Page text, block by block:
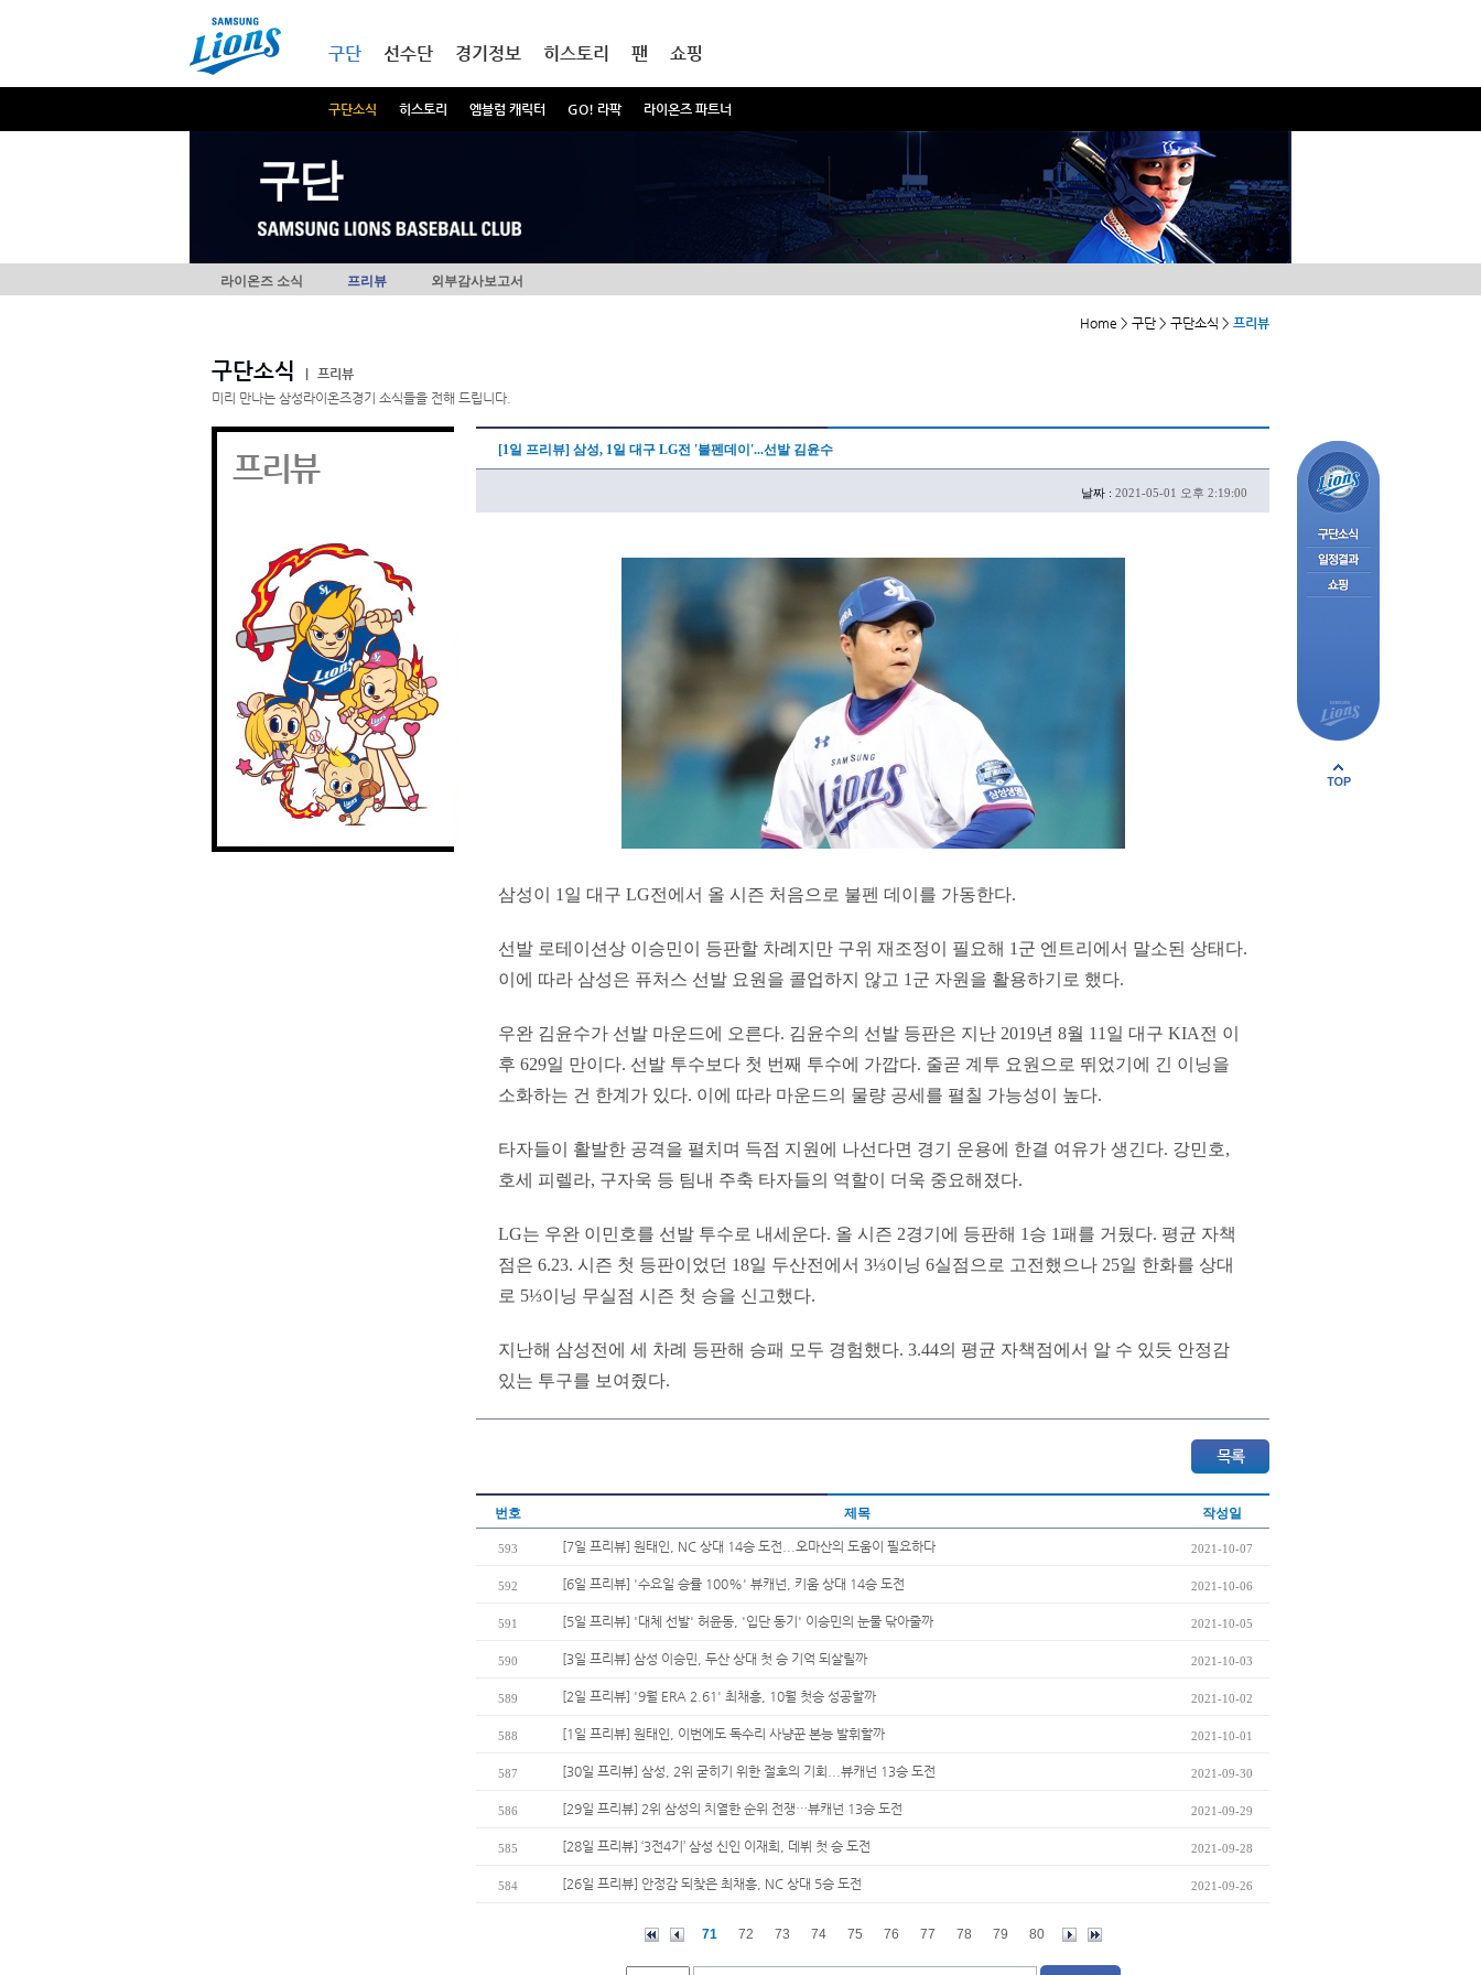
구단
구단소식 히스토리 엠블럼 캐릭터 GO! 라팍 라이온즈 파트너
선수단 경기정보 히스토리 팬 쇼핑
구단
라이온즈 소식 프리뷰 외부감사보고서
Home > 구단 > 구단소식 > 프리뷰
구단소식
프리뷰
미리 만나는 삼성라이온즈경기 소식들을 전해 드립니다.
프리뷰 [1일 프리뷰] 삼성, 1일 대구 LG전 '불펜데이'...선발 김윤수
날짜 : 2021-05-01 오후 2:19:00
삼성이 1일 대구 LG전에서 올 시즌 처음으로 불펜 데이를 가동한다.
선발 로테이션상 이승민이 등판할 차례지만 구위 재조정이 필요해 1군 엔트리에서 말소된 상태다.
이에 따라 삼성은 퓨처스 선발 요원을 콜업하지 않고 1군 자원을 활용하기로 했다.
우완 김윤수가 선발 마운드에 오른다. 김윤수의 선발 등판은 지난 2019년 8월 11일 대구 KIA전 이
후 629일 만이다. 선발 투수보다 첫 번째 투수에 가깝다. 줄곧 계투 요원으로 뛰었기에 긴 이닝을
소화하는 건 한계가 있다. 이에 따라 마운드의 물량 공세를 펼칠 가능성이 높다.
타자들이 활발한 공격을 펼치며 득점 지원에 나선다면 경기 운용에 한결 여유가 생긴다. 강민호,
호세 피렐라, 구자욱 등 팀내 주축 타자들의 역할이 더욱 중요해졌다.
LG는 우완 이민호를 선발 투수로 내세운다. 올 시즌 2경기에 등판해 1승 1패를 거뒀다. 평균 자책
점은 6.23. 시즌 첫 등판이었던 18일 두산전에서 3⅓이닝 6실점으로 고전했으나 25일 한화를 상대
로 5⅓이닝 무실점 시즌 첫 승을 신고했다.
지난해 삼성전에 세 차례 등판해 승패 모두 경험했다. 3.44의 평균 자책점에서 알 수 있듯 안정감
있는 투구를 보여줬다.
번호 제목 작성일
593 [7일 프리뷰] 원태인, NC 상대 14승 도전...오마산의 도움이 필요하다 2021-10-07
592 [6일 프리뷰] '수요일 승률 100%' 뷰캐넌, 키움 상대 14승 도전 2021-10-06
591 [5일 프리뷰] '대체 선발' 허윤동, '입단 동기' 이승민의 눈물 닦아줄까 2021-10-05
590 [3일 프리뷰] 삼성 이승민, 두산 상대 첫 승 기억 되살릴까 2021-10-03
589 [2일 프리뷰] '9월 ERA 2.61' 최채흥, 10월 첫승 성공할까 2021-10-02
588 [1일 프리뷰] 원태인, 이번에도 독수리 사냥꾼 본능 발휘할까 2021-10-01
587 [30일 프리뷰] 삼성, 2위 굳히기 위한 절호의 기회...뷰캐넌 13승 도전 2021-09-30
586 [29일 프리뷰] 2위 삼성의 치열한 순위 전쟁…뷰캐넌 13승 도전 2021-09-29
585 [28일 프리뷰] ‘3전4기’ 삼성 신인 이재희, 데뷔 첫 승 도전 2021-09-28
584 [26일 프리뷰] 안정감 되찾은 최채흥, NC 상대 5승 도전 2021-09-26
71 72 73 74 75 76 77 78 79 80